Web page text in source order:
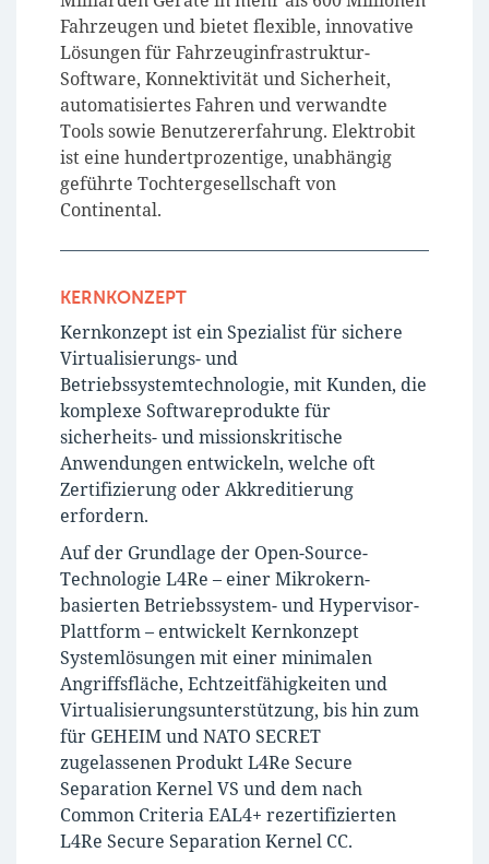
Fahrzeugen und bietet flexible, innovative
Lösungen für Fahrzeuginfrastruktur-
Software, Konnektivität und Sicherheit,
automatisiertes Fahren und verwandte
Tools sowie Benutzererfahrung. Elektrobit
ist eine hundertprozentige, unabhängig
geführte Tochtergesellschaft von
Continental.
KERNKONZEPT
Kernkonzept ist ein Spezialist für sichere
Virtualisierungs- und
Betriebssystemtechnologie, mit Kunden, die
komplexe Softwareprodukte für
sicherheits- und missionskritische
Anwendungen entwickeln, welche oft
Zertifizierung oder Akkreditierung
erfordern.
Auf der Grundlage der Open-Source-
Technologie L4Re – einer Mikrokern-
basierten Betriebssystem- und Hypervisor-
Plattform – entwickelt Kernkonzept
Systemlösungen mit einer minimalen
Angriffsfläche, Echtzeitfähigkeiten und
Virtualisierungsunterstützung, bis hin zum
für GEHEIM und NATO SECRET
zugelassenen Produkt L4Re Secure
Separation Kernel VS und dem nach
Common Criteria EAL4+ rezertifizierten
L4Re Secure Separation Kernel CC.